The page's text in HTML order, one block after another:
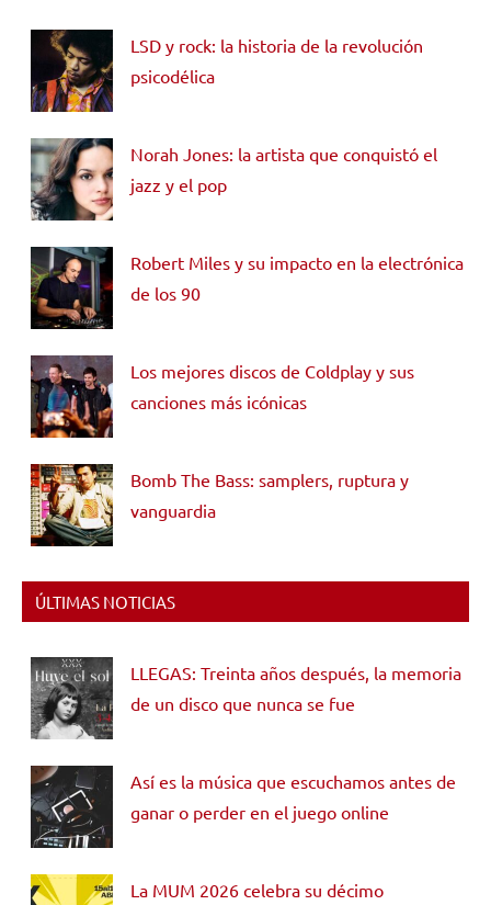
LSD y rock: la historia de la revolución
psicodélica
Norah Jones: la artista que conquistó el
jazz y el pop
Robert Miles y su impacto en la electrónica
de los 90
Los mejores discos de Coldplay y sus
canciones más icónicas
Bomb The Bass: samplers, ruptura y
vanguardia
ÚLTIMAS NOTICIAS
LLEGAS: Treinta años después, la memoria
de un disco que nunca se fue
Así es la música que escuchamos antes de
ganar o perder en el juego online
La MUM 2026 celebra su décimo